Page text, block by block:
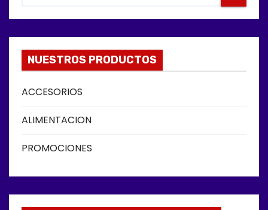
NUESTROS PRODUCTOS
ACCESORIOS
ALIMENTACION
PROMOCIONES